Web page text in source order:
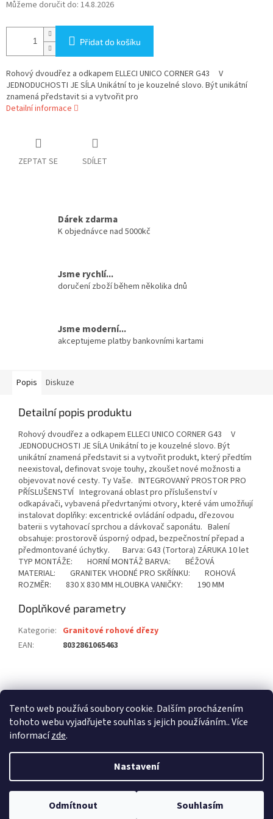
Tento web používá soubory cookie. Dalším procházením
tohoto webu vyjadřujete souhlas s jejich používáním.. Více
informacízde.
Nastavení
Odmítnout Souhlasím
Můžeme doručit do: 14.8.2026
Přidat do košíku
Rohový dvoudřez a odkapem ELLECI UNICO CORNER G43 V
JEDNODUCHOSTI JE SÍLA Unikátní to je kouzelné slovo. Být unikátní
znamená představit si a vytvořit pro
Detailní informace
ZEPTAT SE SDÍLET
Dárek zdarma
K objednávce nad 5000kč
Jsme rychlí...
doručení zboží během několika dnů
Jsme moderní...
akceptujeme platby bankovními kartami
Popis Diskuze
Detailní popis produktu
Rohový dvoudřez a odkapem ELLECI UNICO CORNER G43 V
JEDNODUCHOSTI JE SÍLA Unikátní to je kouzelné slovo. Být
unikátní znamená představit si a vytvořit produkt, který předtím
neexistoval, definovat svoje touhy, zkoušet nové možnosti a
objevovat nové cesty. Ty Vaše. INTEGROVANÝ PROSTOR PRO
PŘÍSLUŠENSTVÍ Integrovaná oblast pro příslušenství v
odkapávači, vybavená předvrtanými otvory, které vám umožňují
instalovat doplňky: excentrické ovládání odpadu, dřezovou
baterii s vytahovací sprchou a dávkovač saponátu. Balení
obsahuje: prostorově úsporný odpad, bezpečnostní přepad a
předmontované úchytky. Barva: G43 (Tortora) ZÁRUKA 10 let
TYP MONTÁŽE: HORNÍ MONTÁŽ BARVA: BÉŽOVÁ
MATERIAL: GRANITEK VHODNÉ PRO SKŘÍNKU: ROHOVÁ
ROZMĚR: 830 X 830 MM HLOUBKA VANIČKY: 190 MM
Doplňkové parametry
Kategorie: Granitové rohové dřezy
EAN: 8032861065463
á
stavební pouzdra SCRIGNO
Vytvořil Shoptet
Copyright 2026dalago.cz . Všechna práva vyhrazena.